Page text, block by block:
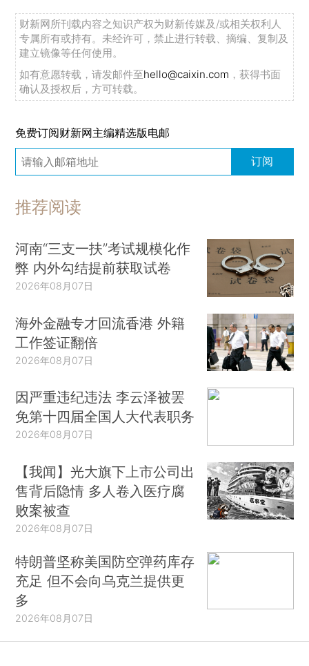
财新网所刊载内容之知识产权为财新传媒及/或相关权利人
专属所有或持有。未经许可，禁止进行转载、摘编、复制及
建立镜像等任何使用。
如有意愿转载，请发邮件至hello@caixin.com ，获得书面
确认及授权后，方可转载。
免费订阅财新网主编精选版电邮
订阅
推荐阅读
河南“三支一扶”考试规模化作
弊 内外勾结提前获取试卷
2026年08月07日
海外金融专才回流香港 外籍
工作签证翻倍
2026年08月07日
因严重违纪违法 李云泽被罢
免第十四届全国人大代表职务
2026年08月07日
【我闻】光大旗下上市公司出
售背后隐情 多人卷入医疗腐
败案被查
2026年08月07日
特朗普坚称美国防空弹药库存
充足 但不会向乌克兰提供更
多
2026年08月07日